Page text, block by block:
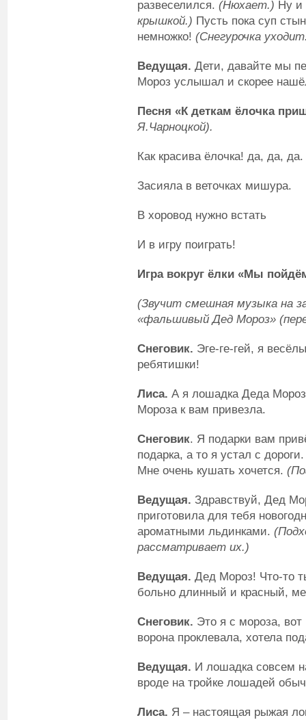
развеселился. (Нюхает.) Ну и
крышкой.) Пусть пока суп
немножко! (Снегурочка
Ведущая. Дети, давайте мы
Мороз услышал и скорее
Песня «К деткам ёлочка
Я.Чарноцкой).
Как красива ёлочка! да, да, да.
Засияла в веточках мишура.
В хоровод нужно встать
И в игру поиграть!
Игра вокруг ёлки «Мы
(Звучит смешная музыка на
«фальшивый Дед Мороз»
Снеговик. Эге-ге-гей, я
ребятишки!
Лиса. А я лошадка Деда
Мороза к вам привезла.
Снеговик. Я подарки вам
подарка, а то я устал с
Мне очень кушать хочется.
Ведущая. Здравствуй, Дед
приготовила для тебя
ароматными льдинками.
рассматривает их.)
Ведущая. Дед Мороз! Что-то
больно длинный и красный,
Снеговик. Это я с мороза,
ворона проклевала, хотела
Ведущая. И лошадка совсем
вроде на тройке лошадей
Лиса. Я – настоящая рыжая